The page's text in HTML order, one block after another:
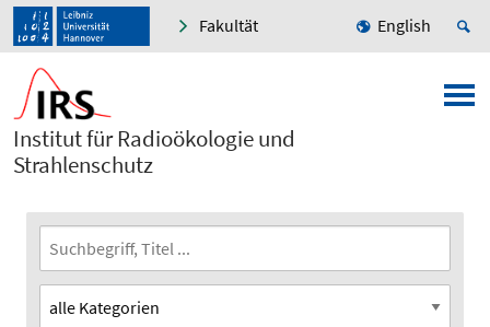
Fakultät English
Institut für Radioökologie und
Strahlenschutz